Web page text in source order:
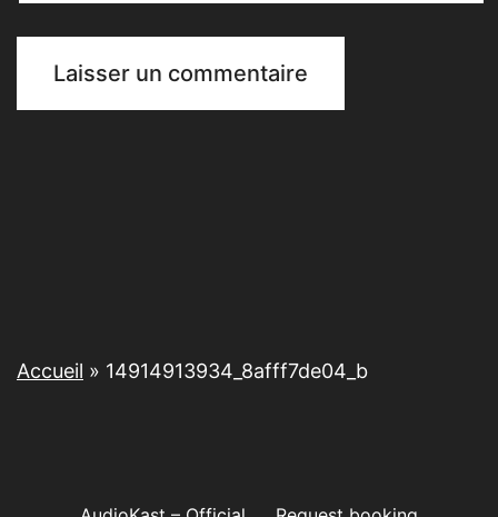
Accueil » 14914913934_8afff7de04_b